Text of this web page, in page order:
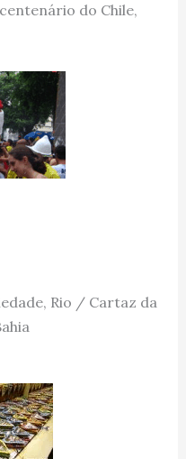
do Chile,
Rio / Cartaz da